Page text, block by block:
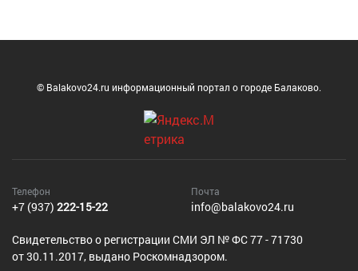
© Balakovo24.ru информационный портал о городе Балаково.
Телефон
+7 (937) 222-15-22
Почта
info@balakovo24.ru
Cвидетельство о регистрации СМИ ЭЛ № ФС 77 - 71730
от 30.11.2017, выдано Роскомнадзором.